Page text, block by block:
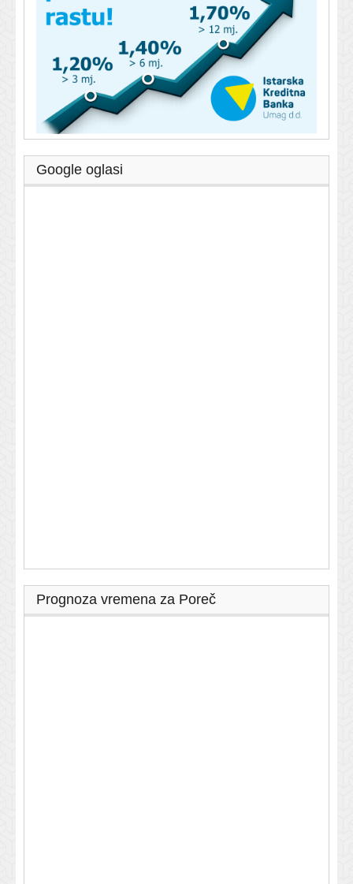
Google oglasi
Prognoza vremena za Poreč